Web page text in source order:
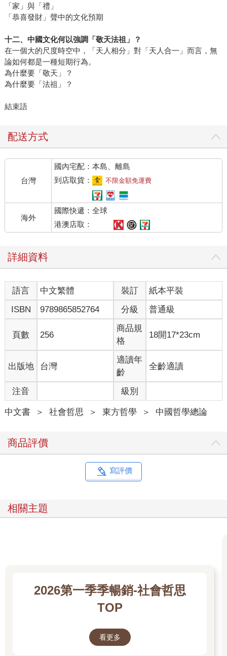
「家」與「禮」
「恭喜發財」聲中的文化預期
十二、中國文化何以強調「敬天法祖」？
在一個大的尺度時空中，「天人相分」對「天人合一」而言，無
論如何都是一種短期行為。
為什麼要「敬天」？
為什麼要「法祖」？
結束語
配送方式
台灣
國內宅配：本島、離島
到店取貨：
不限金額免運費
海外
國際快遞：全球
港澳店取：
詳細資料
語言 中文繁體 裝訂
紙本平裝
ISBN
9789865852764 分級 普通級
頁數 256
商品規
格
18開17*23cm
出版地 台灣
適讀年
齡
全齡適讀
注音 級別
中文書 ＞ 社會哲思 ＞ 東方哲學 ＞ 中國哲學總論
商品評價
寫評價
相關主題
2026第一季季暢銷-社會哲思
TOP
看更多